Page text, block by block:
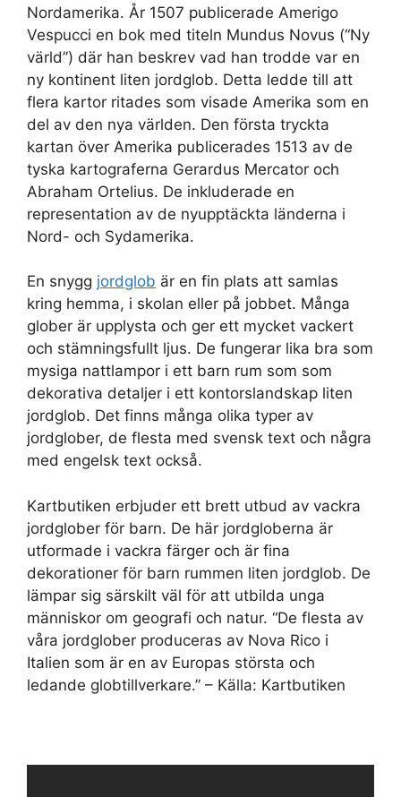
Nordamerika. År 1507 publicerade Amerigo
Vespucci en bok med titeln Mundus Novus (“Ny
värld”) där han beskrev vad han trodde var en
ny kontinent liten jordglob. Detta ledde till att
flera kartor ritades som visade Amerika som en
del av den nya världen. Den första tryckta
kartan över Amerika publicerades 1513 av de
tyska kartograferna Gerardus Mercator och
Abraham Ortelius. De inkluderade en
representation av de nyupptäckta länderna i
Nord- och Sydamerika.
En snygg jordglob är en fin plats att samlas
kring hemma, i skolan eller på jobbet. Många
glober är upplysta och ger ett mycket vackert
och stämningsfullt ljus. De fungerar lika bra som
mysiga nattlampor i ett barn rum som som
dekorativa detaljer i ett kontorslandskap liten
jordglob. Det finns många olika typer av
jordglober, de flesta med svensk text och några
med engelsk text också.
Kartbutiken erbjuder ett brett utbud av vackra
jordglober för barn. De här jordgloberna är
utformade i vackra färger och är fina
dekorationer för barn rummen liten jordglob. De
lämpar sig särskilt väl för att utbilda unga
människor om geografi och natur. “De flesta av
våra jordglober produceras av Nova Rico i
Italien som är en av Europas största och
ledande globtillverkare.” – Källa: Kartbutiken